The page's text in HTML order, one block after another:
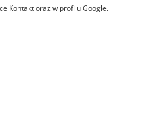
Kontakt oraz w profilu Google.